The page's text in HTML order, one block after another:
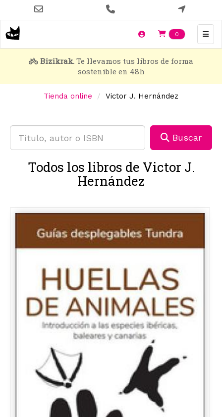
contenido
principal
0 Items en
Bizikrak. Te llevamos tus libros de forma
sostenible en 48h
Tienda online Victor J. Hernández
Buscar
Todos los libros de Victor J.
Hernández